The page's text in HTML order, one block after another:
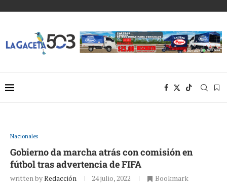
Nacionales
Gobierno da marcha atrás con comisión en
fútbol tras advertencia de FIFA
written byRedacción 24 julio, 2022 Bookmark